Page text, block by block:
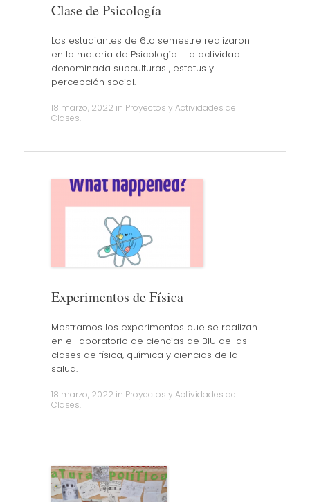
Clase de Psicología
Los estudiantes de 6to semestre realizaron
en la materia de Psicología II la actividad
denominada subculturas , estatus y
percepción social.
18 marzo, 2022 in Proyectos y Actividades de
Clases.
Experimentos de Física
Mostramos los experimentos que se realizan
en el laboratorio de ciencias de BIU de las
clases de física, química y ciencias de la
salud.
18 marzo, 2022 in Proyectos y Actividades de
Clases.